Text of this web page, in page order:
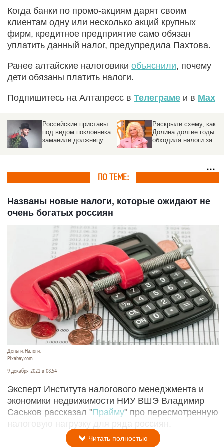
Когда банки по промо-акциям дарят своим
клиентам одну или несколько акций крупных
фирм, кредитное предприятие само обязан
уплатить данный налог, предупредила Пахтова.
Ранее алтайские налоговики объяснили, почему
дети обязаны платить налоги.
Подпишитесь на Алтапресс в Телеграме и в Max
Раскрыли схему, как
Долина долгие годы
обходила налоги за
Ларису Долину
уличили в неуплате
налогов
ПО ТЕМЕ:
Названы новые налоги, которые ожидают не
очень богатых россиян
Деньги. Налоги.
Pixabay.com
9 декабря 2021 в 08:54
Эксперт Института налогового менеджмента и
экономики недвижимости НИУ ВШЭ Владимир
Саськов рассказал "Прайму" про пересмотренную
налоговую нагрузку для ряда россиян.
Читать полностью